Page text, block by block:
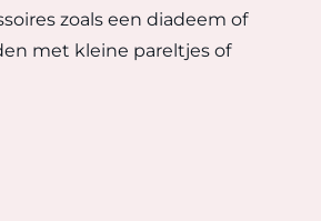
zoals een diadeem of
met kleine pareltjes of